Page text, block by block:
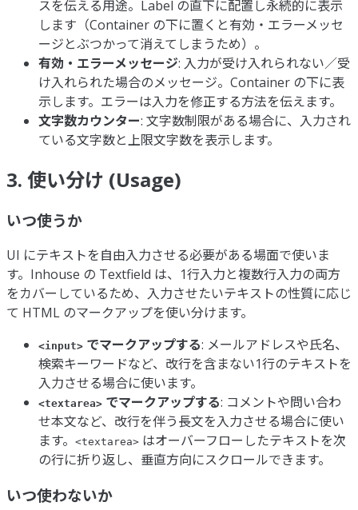
スを伝える用途。Label の直下に配置し永続的に表示
します（Container の下に置くと有効・エラーメッセ
ージとぶつかって消えてしまうため）。
有効・エラーメッセージ: 入力が受け入れられない／受
け入れられた場合のメッセージ。Container の下に表
示します。エラーは入力を修正する方法を伝えます。
文字数カウンター: 文字数制限がある場合に、入力され
ている文字数と上限文字数を表示します。
3. 使い分け (Usage)
いつ使うか
UI にテキストを自由入力させる必要がある場面で使いま
す。Inhouse の Textfield は、1行入力と複数行入力の両方
をカバーしているため、入力させたいテキストの性質に応じ
て HTML のマークアップを使い分けます。
<input> でマークアップする: メールアドレスや氏名、
検索キーワードなど、改行を含まない1行のテキストを
入力させる場合に使います。
<textarea> でマークアップする: コメントや問い合わ
せ本文など、改行を伴う長文を入力させる場合に使い
ます。
<textarea> はオーバーフローしたテキストを次
の行に折り返し、垂直方向にスクロールできます。
いつ使わないか